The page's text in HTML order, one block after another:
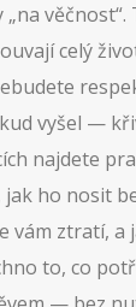
věčnost“.
celý
vyšel —
najdete
ho nosit
vám ztratí, a
to, co